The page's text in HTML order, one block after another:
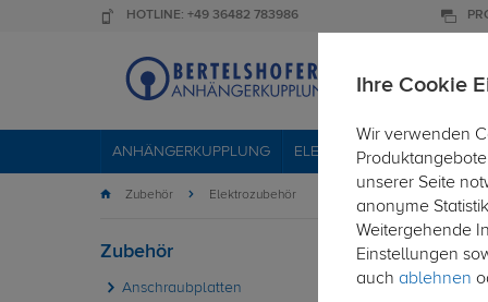
HOTLINE: +49 36482 783986
ANHÄNGERKUPPLUNG ELEKTROSÄTZE
Zubehör Elektrozubehör
Zubehör
Anschraubplatten
Ihre Cookie
Wir verwenden
unserer Seite
anonyme
Weitergehende
Einstellungen
auch ablehnen